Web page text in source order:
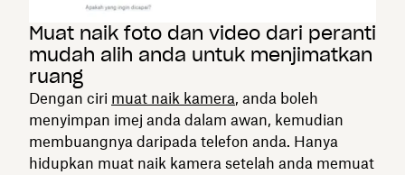
Muat naik foto dan video dari peranti
mudah alih anda untuk menjimatkan
ruang
Dengan ciri muat naik kamera, anda boleh
menyimpan imej anda dalam awan, kemudian
membuangnya daripada telefon anda. Hanya
hidupkan muat naik kamera setelah anda memuat